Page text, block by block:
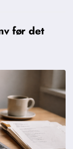
før det